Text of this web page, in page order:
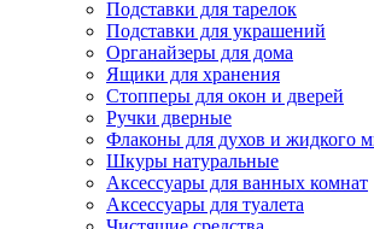
Подставки для тарелок
Подставки для украшений
Органайзеры для дома
Ящики для хранения
Стопперы для окон и дверей
Ручки дверные
Флаконы для духов и жидкого
Шкуры натуральные
Аксессуары для ванных комнат
Аксессуары для туалета